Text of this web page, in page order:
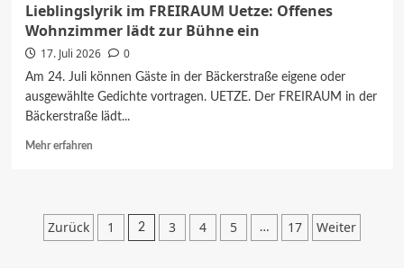
Lieblingslyrik im FREIRAUM Uetze: Offenes
Wohnzimmer lädt zur Bühne ein
17. Juli 2026 0
Am 24. Juli können Gäste in der Bäckerstraße eigene oder
ausgewählte Gedichte vortragen. UETZE. Der FREIRAUM in der
Bäckerstraße lädt...
Mehr erfahrenMehr
FREIRAUM
Seitennummerierung
Zurück 1 2 3 4 5 … 17 Weiter